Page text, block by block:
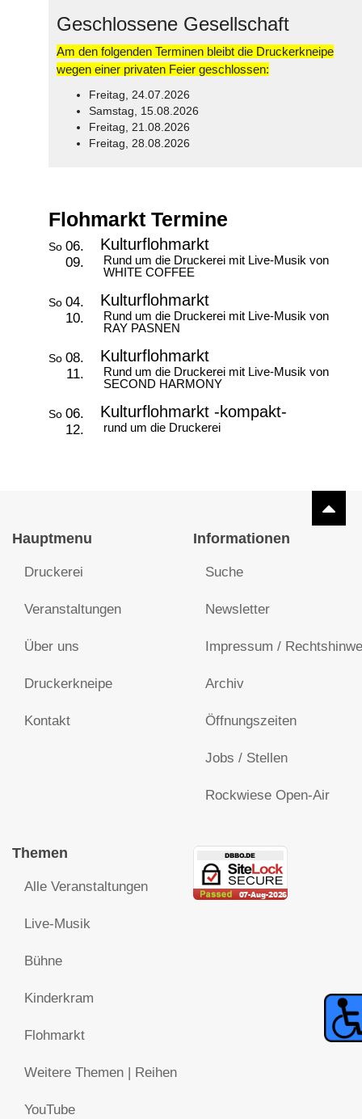
Geschlossene Gesellschaft
Am den folgenden Terminen bleibt die Druckerkneipe
wegen einer privaten Feier geschlossen:
Freitag, 24.07.2026
Samstag, 15.08.2026
Freitag, 21.08.2026
Freitag, 28.08.2026
Flohmarkt Termine
So 06.
09.
Kulturflohmarkt
Rund um die Druckerei mit Live-Musik von
WHITE COFFEE
So 04.
10.
Kulturflohmarkt
Rund um die Druckerei mit Live-Musik von
RAY PASNEN
So 08.
11.
Kulturflohmarkt
Rund um die Druckerei mit Live-Musik von
SECOND HARMONY
So 06.
12.
Kulturflohmarkt -kompakt-
rund um die Druckerei
Hauptmenu
Druckerei
Veranstaltungen
Über uns
Druckerkneipe
Kontakt
Informationen
Suche
Newsletter
Impressum /
Archiv
Öffnungszeiten
Jobs / Stellen
Rockwiese Open-Air
Themen
Alle Veranstaltungen
Live-Musik
Bühne
Kinderkram
Flohmarkt
Weitere Themen | Reihen
YouTube